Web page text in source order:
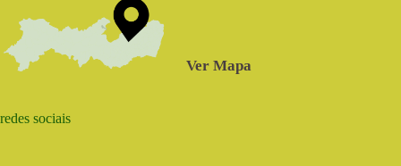
Ver Mapa
redes sociais